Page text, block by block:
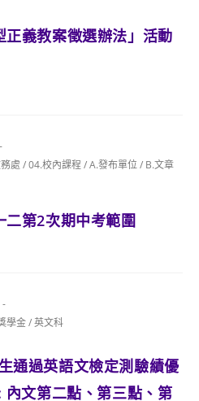
正義教案徵選辦法」活動
處 /04.校內課程 /A.發布單位/ B.文章
第2次期中考範圍
學金/英文科
通過英語文檢定測驗績優
文第二點、第三點、第